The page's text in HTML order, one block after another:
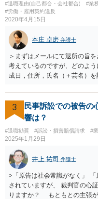
#退職理由(自己都合・会社都合) #業
#労働・雇用契約違反
2020年4月15日
本庄 卓磨 弁護士
＞まずはメールにて退所の旨
考えているのですが、どのよ
成日，住所，氏名（＋芸名）
ようなことはありますでしょ
が，仮に請求された場合はそ
とになります。 ＞また、事務
動禁止」「活動するなら名前
たという事例を聞いたことが
書にはそのようなことは書い
れた場合には断ることは可能
がないのであれば，断ること
ような要求をされた場合は，
3
民事訴訟での被告の
響は？
#退職勧奨 #訴訟・損害賠償請求 #
2025年1月29日
井上 祐司 弁護士
>「原告は社会常識がなく」
されていますが、 裁判官の心
りますか？ もともとの主張